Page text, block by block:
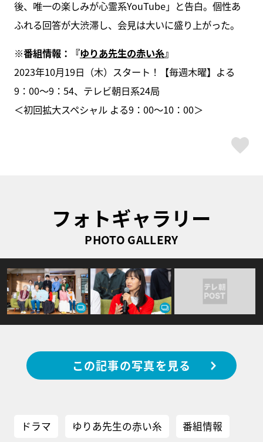
後、唯一の楽しみが心霊系YouTube」と告白。個性あ
ふれる回答が大渋滞し、会見は大いに盛り上がった。
※番組情報：『ゆりあ先生の赤い糸』
2023年10月19日（木）スタート！【毎週木曜】よる
9：00～9：54、テレビ朝日系24局
＜初回拡大スペシャル よる9：00～10：00＞
フォトギャラリー
PHOTO GALLERY
この記事の写真を見る
ドラマ ゆりあ先生の赤い糸 番組情報